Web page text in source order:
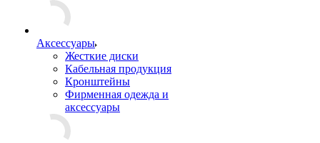
Аксессуары
Жесткие диски
Кабельная продукция
Кронштейны
Фирменная одежда и
аксессуары